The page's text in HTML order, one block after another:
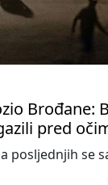
Brođane:
pred
posljednjih se